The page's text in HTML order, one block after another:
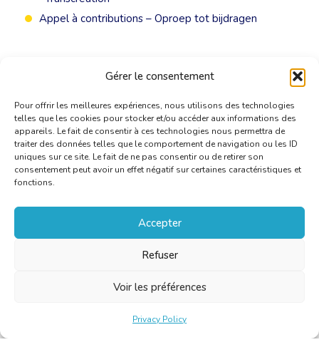
Gérer le consentement
Pour offrir les meilleures expériences, nous utilisons des technologies
telles que les cookies pour stocker et/ou accéder aux informations des
appareils. Le fait de consentir à ces technologies nous permettra de
traiter des données telles que le comportement de navigation ou les ID
uniques sur ce site. Le fait de ne pas consentir ou de retirer son
consentement peut avoir un effet négatif sur certaines caractéristiques et
fonctions.
Accepter
Refuser
Voir les préférences
Privacy Policy
Appel à contributions – Oproep tot bijdragen